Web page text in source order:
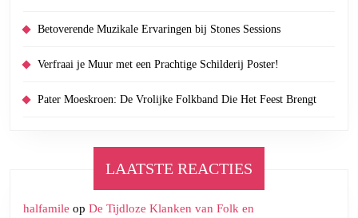
Betoverende Muzikale Ervaringen bij Stones Sessions
Verfraai je Muur met een Prachtige Schilderij Poster!
Pater Moeskroen: De Vrolijke Folkband Die Het Feest Brengt
LAATSTE REACTIES
halfamile op De Tijdloze Klanken van Folk en